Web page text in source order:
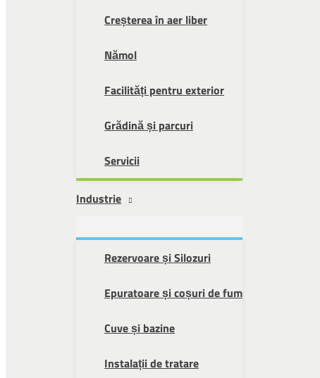
Creșterea în aer liber
Nămol
Facilități pentru exterior
Grădină și parcuri
Servicii
Industrie
Rezervoare și Silozuri
Epuratoare și coșuri de fum
Cuve și bazine
Instalații de tratare